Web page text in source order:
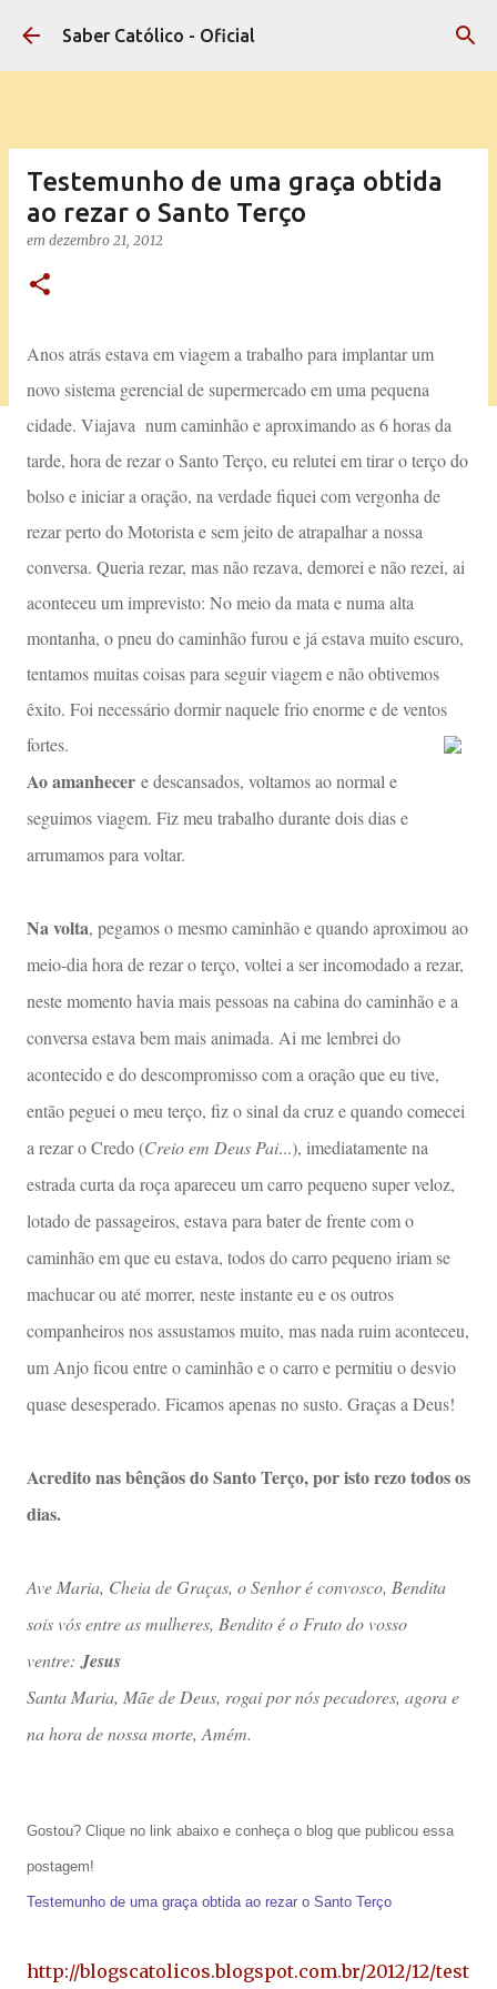
Pular para o conteúdo principal
Saber Católico - Oficial
Testemunho de uma graça obtida
ao rezar o Santo Terço
em dezembro 21, 2012
Anos atrás estava em viagem a trabalho para implantar um
novo sistema gerencial de supermercado em uma pequena
cidade. Viajava num caminhão e aproximando as 6 horas da
tarde, hora de rezar o Santo Terço, eu relutei em tirar o terço do
bolso e iniciar a oração, na verdade fiquei com vergonha de
rezar perto do Motorista e sem jeito de atrapalhar a nossa
conversa. Queria rezar, mas não rezava, demorei e não rezei, ai
aconteceu um imprevisto: No meio da mata e numa alta
montanha, o pneu do caminhão furou e já estava muito escuro,
tentamos muitas coisas para seguir viagem e não obtivemos
êxito. Foi necessário dormir naquele frio enorme e de ventos
fortes.
Ao amanhecer e descansados, voltamos ao normal e
seguimos viagem. Fiz meu trabalho durante dois dias e
arrumamos para voltar.
Na volta, pegamos o mesmo caminhão e quando aproximou ao
meio-dia hora de rezar o terço, voltei a ser incomodado a rezar,
neste momento havia mais pessoas na cabina do caminhão e a
conversa estava bem mais animada. Ai me lembrei do
acontecido e do descompromisso com a oração que eu tive,
então peguei o meu terço, fiz o sinal da cruz e quando comecei
a rezar o Credo (Creio em Deus Pai...), imediatamente na
estrada curta da roça apareceu um carro pequeno super veloz,
lotado de passageiros, estava para bater de frente com o
caminhão em que eu estava, todos do carro pequeno iriam se
machucar ou até morrer, neste instante eu e os outros
companheiros nos assustamos muito, mas nada ruim aconteceu,
um Anjo ficou entre o caminhão e o carro e permitiu o desvio
quase desesperado. Ficamos apenas no susto. Graças a Deus!
Acredito nas bênçãos do Santo Terço, por isto rezo todos os
dias.
Ave Maria, Cheia de Graças, o Senhor é convosco, Bendita
sois vós entre as mulheres, Bendito é o Fruto do vosso
ventre: Jesus
Santa Maria, Mãe de Deus, rogai por nós pecadores, agora e
na hora de nossa morte, Amém.
Gostou? Clique no link abaixo e conheça o blog que publicou essa
postagem!
Testemunho de uma graça obtida ao rezar o Santo Terço
http://blogscatolicos.blogspot.com.br/2012/12/test